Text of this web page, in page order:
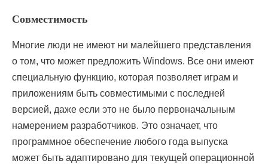
Совместимость
Многие люди не имеют ни малейшего представления
о том, что может предложить Windows. Все они имеют
специальную функцию, которая позволяет играм и
приложениям быть совместимыми с последней
версией, даже если это не было первоначальным
намерением разработчиков. Это означает, что
программное обеспечение любого года выпуска
может быть адаптировано для текущей операционной